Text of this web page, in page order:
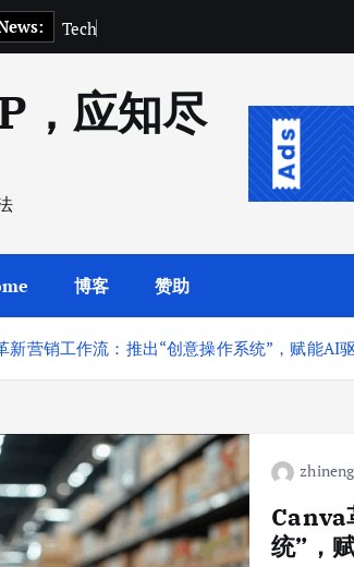
Tech
博客 赞助
新营销工作流：推出“创意操作系统”，赋能AI
Canva
统”，